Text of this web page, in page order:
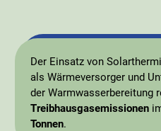
Der Einsatz von
als Wärmeversorger und
der Warmwasserbereitung
Treibhausgasemissionen
Tonnen.